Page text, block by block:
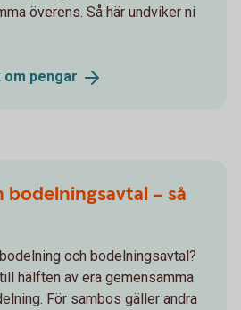
överens. Så här undviker ni
om pengar
– så
och bodelningsavtal?
hälften av era gemensamma
För sambos gäller andra